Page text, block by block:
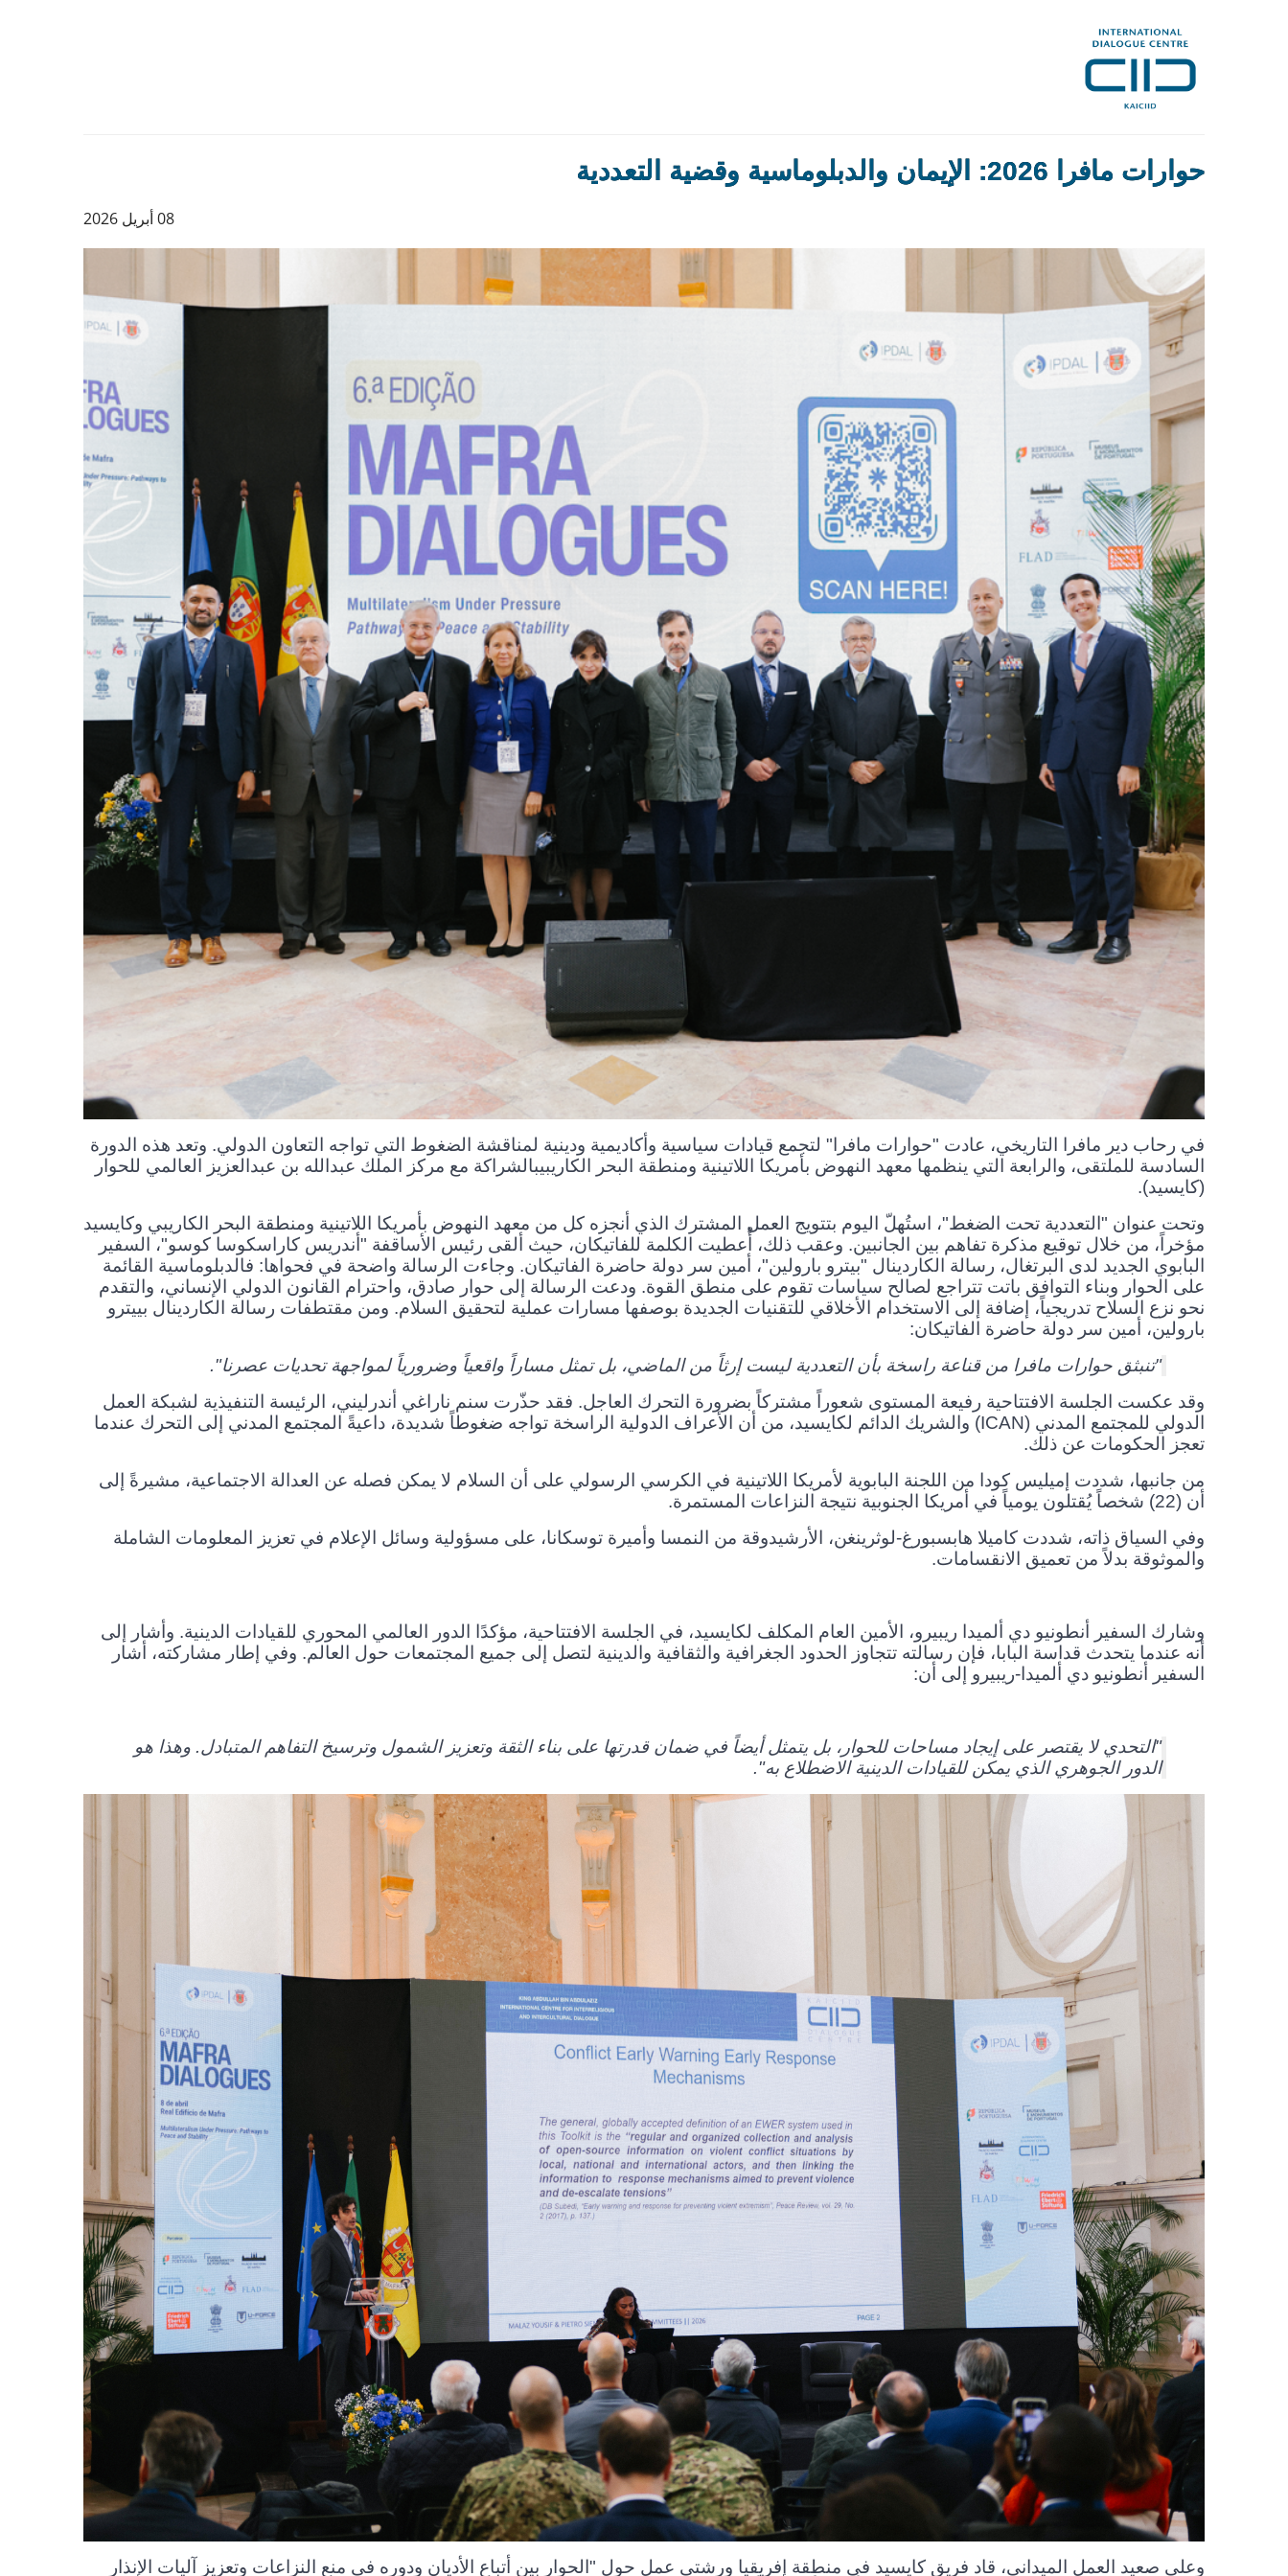
حوارات مافرا 2026: الإيمان والدبلوماسية وقضية التعددية
08 أبريل 2026
في رحاب دير مافرا التاريخي، عادت "حوارات مافرا" لتجمع قيادات سياسية وأكاديمية ودينية لمناقشة الضغوط التي تواجه التعاون الدولي. وتعد هذه الدورة
السادسة للملتقى، والرابعة التي ينظمها معهد النهوض بأمريكا اللاتينية ومنطقة البحر الكاريبيبالشراكة مع مركز الملك عبدالله بن عبدالعزيز العالمي للحوار
(كايسيد).
وتحت عنوان "التعددية تحت الضغط"، استُهلّ اليوم بتتويج العمل المشترك الذي أنجزه كل من معهد النهوض بأمريكا اللاتينية ومنطقة البحر الكاريبي وكايسيد
مؤخراً، من خلال توقيع مذكرة تفاهم بين الجانبين. وعقب ذلك، أُعطيت الكلمة للفاتيكان، حيث ألقى رئيس الأساقفة "أندريس كاراسكوسا كوسو"، السفير
البابوي الجديد لدى البرتغال، رسالة الكاردينال "بيترو بارولين"، أمين سر دولة حاضرة الفاتيكان. وجاءت الرسالة واضحة في فحواها: فالدبلوماسية القائمة
على الحوار وبناء التوافق باتت تتراجع لصالح سياسات تقوم على منطق القوة. ودعت الرسالة إلى حوار صادق، واحترام القانون الدولي الإنساني، والتقدم
نحو نزع السلاح تدريجياً، إضافة إلى الاستخدام الأخلاقي للتقنيات الجديدة بوصفها مسارات عملية لتحقيق السلام. ومن مقتطفات ر سالة الكاردينال بييترو
بارولين، أمين سر دولة حاضرة الفاتيكان:
"تنبثق حوارات مافرا من قناعة راسخة بأن التعددية ليست إرثاً من الماضي، بل تمثل مساراً واقعياً وضرورياً لمواجهة تحديات عصرنا".
وقد عكست الجلسة الافتتاحية رفيعة المستوى شعوراً مشتركاً بضرورة التحرك العاجل. فقد حذّرت سنم ناراغي أندرليني، الرئيسة التنفيذية لشبكة العمل
الدولي للمجتمع المدني (ICAN) والشريك الدائم لكايسيد، من أن الأعراف الدولية الراسخة تواجه ضغوطاً شديدة، داعيةً المجتمع المدني إلى التحرك عندما
تعجز الحكومات عن ذلك.
من جانبها، شددت إميليس كودا من اللجنة البابوية لأمريكا اللاتينية في الكرسي الرسولي على أن السلام لا يمكن فصله عن العدالة الاجتماعية، مشيرةً إلى
أن (22
) شخصاً يُقتلون يومياً في أمريكا الجنوبية نتيجة النزاعات المستمرة.
وفي السياق ذاته، شددت كاميلا هابسبورغ-لوثرينغن، الأرشيدوقة من النمسا وأميرة توسكانا، على مسؤولية وسائل الإعلام في تعزيز المعلومات الشاملة
والموثوقة بدلاً من تعميق الانقسامات.
وشارك السفير أنطونيو دي ألميدا ريبيرو، الأمين العام المكلف لكايسيد، في الجلسة الافتتاحية، مؤكدًا الدور العالمي المحوري للقيادات الدينية. وأشار إلى
أنه عندما يتحدث قداسة البابا، فإن رسالته تتجاوز الحدود الجغرافية والثقافية والدينية لتصل إلى جميع المجتمعات حول العالم. وفي إطار مشاركته، أشار
السفير أنطونيو دي ألميدا-ريبيرو إلى أن:
"التحدي لا يقتصر على إيجاد مساحات للحوار، بل يتمثل أيضاً في ضمان قدرتها على بناء الثقة وتعزيز الشمول وترسيخ التفاهم المتبادل. وهذا هو
الدور الجوهري الذي يمكن للقيادات الدينية الاضطلاع به".
وعلى صعيد العمل الميداني، قاد فريق كايسيد في منطقة إفريقيا ورشتي عمل حول "الحوار بين أتباع الأديان ودوره في منع النزاعات وتعزيز آليات الإنذار